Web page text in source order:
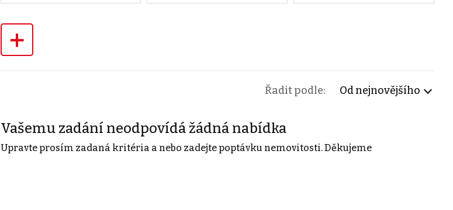
+
Řadit podle: Od nejnovějšího
Vašemu zadání neodpovídá žádná nabídka
Upravte prosím zadaná kritéria a nebo zadejte poptávku nemovitosti. Děkujeme